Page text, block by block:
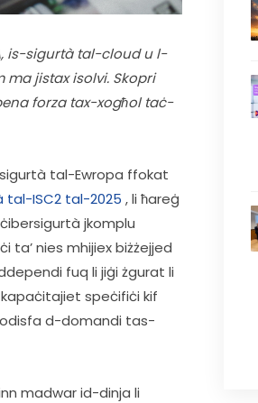
is-sigurtà tal-cloud u l-
jistax isolvi. Skopri
forza tax-xogħol taċ-
tal-Ewropa ffokat
ISC2 tal-2025 , li ħareġ
jkomplu
nies mhijiex biżżejjed
fuq li jiġi żgurat li
speċifiċi kif
d-domandi tas-
madwar id-dinja li